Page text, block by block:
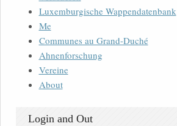
Luxemburgische Wappendatenbank
Me
Communes au Grand-Duché
Ahnenforschung
Vereine
About
Login and Out